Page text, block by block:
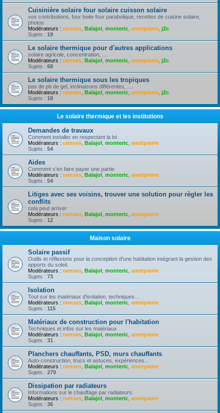
Cuisinière solaire four solaire cuisson solaire
vos contributions, four boite four parabolique, recettes de cuisine solaire,
photos
Modérateurs : ramses Balajol monteric ametpierre j2c
Sujets : 19
Le solaire thermique pour d'autres applications
solaire agricole, concentration, ....
Modérateurs : ramses Balajol monteric ametpierre j2c
Sujets : 68
Le solaire thermique sous les tropiques
pas de pb de gel, inclinaisons différentes, ....
Modérateurs : ramses Balajol monteric ametpierre j2c
Sujets : 18
Le solaire thermique et les institutions
Demandes de travaux
Comment installer en respectant la loi
Modérateurs : ramses Balajol monteric ametpierre
Sujets : 54
Aides
Comment s'en faire payer une partie
Modérateurs : ramses Balajol monteric ametpierre
Sujets : 54
Litiges avec ses voisins, trouver une solution pour règler les
conflits
cela peut arriver
Modérateurs : ramses Balajol monteric ametpierre
Sujets : 12
Maison solaire
Solaire passif
Outils et réflexions pour la conception d'une habitation intégrant la gestion des
apports du soleil.
Modérateurs : ramses Balajol monteric ametpierre
Sujets : 73
Isolation
Tout sur les matériaux d'isolation, techniques...
Modérateurs : ramses Balajol monteric ametpierre
Sujets : 115
Matériaux de construction pour l'habitation
Techniques et infos sur les matériaux
Modérateurs : ramses Balajol monteric ametpierre
Sujets : 31
Planchers chauffants, PSD, murs chauffants
Auto-construction, trucs et astuces, expériences...
Modérateurs : ramses Balajol monteric ametpierre
Sujets : 279
Dissipation par radiateurs
Informations sur le chauffage par radiateurs.
Modérateurs : ramses Balajol monteric ametpierre
Sujets : 36